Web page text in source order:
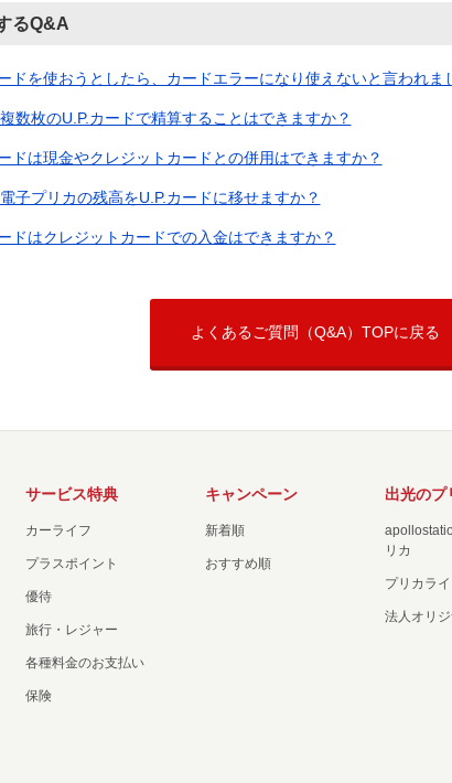
るQ&A
ドを使おうとしたら、カードエラーになり使えないと言われま
数枚のU.P.カードで精算することはできますか？
ドは現金やクレジットカードとの併用はできますか？
子プリカの残高をU.P.カードに移せますか？
ドはクレジットカードでの入金はできますか？
よくあるご質問（Q&A）TOPに戻る
サービス特典
カーライフ
プラスポイント
優待
旅行・レジャー
各種料金のお支払い
保険
キャンペーン
新着順
おすすめ順
出光のプ
リカ
プリカラ
法人オリ